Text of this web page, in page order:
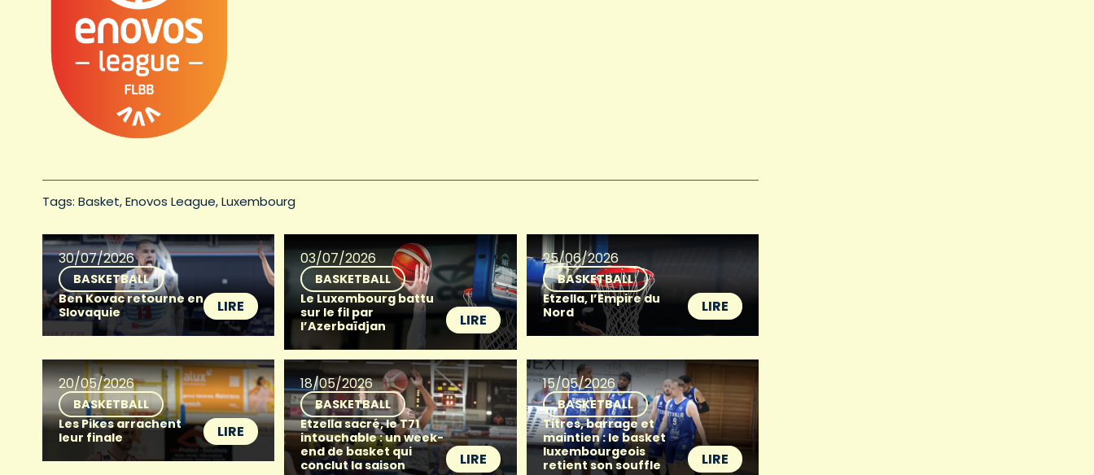
Tags: Basket Enovos League Luxembourg
30/07/2026
BASKETBALL
Ben Kovac retourne en
Slovaquie
LIRE
03/07/2026
BASKETBALL
Le Luxembourg battu
sur le fil par
l’Azerbaïdjan
LIRE
25/06/2026
BASKETBALL
Etzella, l’Empire du
Nord
LIRE
20/05/2026
BASKETBALL
Les Pikes arrachent
leur finale
LIRE
18/05/2026
BASKETBALL
Etzella sacré, le T71
intouchable : un week-
end de basket qui
conclut la saison
LIRE
15/05/2026
BASKETBALL
Titres, barrage et
maintien : le basket
luxembourgeois
retient son souffle
LIRE